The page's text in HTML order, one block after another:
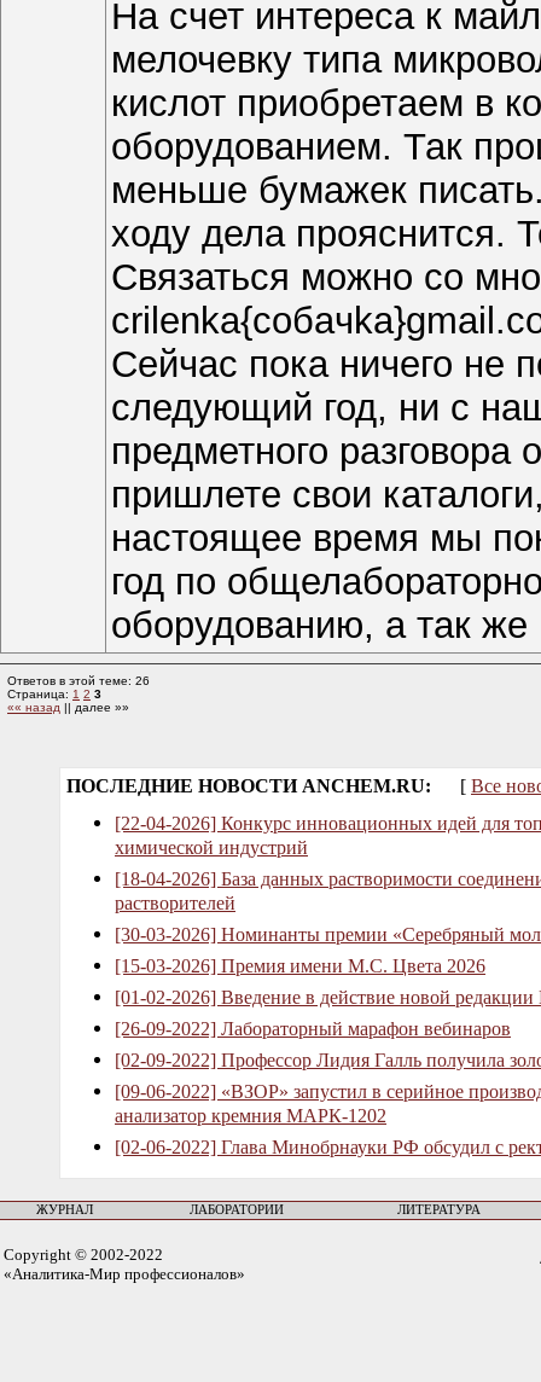
На счет интереса к
мелочевку типа
кислот приобретаем в
оборудованием. Так
меньше бумажек
ходу дела прояснится.
Связаться можно со
Сейчас пока ничего не
следующий год, ни с
предметного
пришлете свои
настоящее время мы
год по
оборудованию, а так же
Ответов в этой теме: 26
Страница: 1 2 3
«« назад || далее »»
ПОСЛЕДНИЕ НОВОСТИ ANCHEM.RU: [ Все
[22-04-2026] Конкурс инновационных идей для
химической индустрий
[18-04-2026] База данных растворимости
растворителей
[30-03-2026] Номинанты премии «Серебряный
[15-03-2026] Премия имени М.С. Цвета 2026
[01-02-2026] Введение в действие новой
[26-09-2022] Лабораторный марафон вебинаров
[02-09-2022] Профессор Лидия Галль получила
[09-06-2022] «ВЗОР» запустил в серийное
анализатор кремния МАРК-1202
[02-06-2022] Глава Минобрнауки РФ обсудил с
ЖУРНАЛ ЛАБОРАТОРИИ ЛИТЕРАТУРА
Copyright © 2002-2022
«Аналитика-Мир профессионалов»